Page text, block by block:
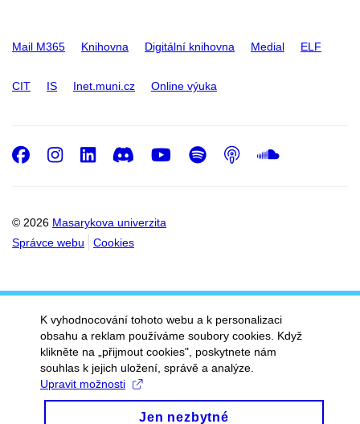
Mail M365 Knihovna Digitální knihovna Medial ELF
CIT IS Inet.muni.cz Online výuka
© 2026 Masarykova univerzita
Správce webu
Cookies
Facebook
Instagram
LinkedIn
DiscordYoutube
Spotify
Podcast
K vyhodnocování tohoto webu a k personalizaci
obsahu a reklam používáme soubory cookies. Když
klikněte na „přijmout cookies", poskytnete nám
souhlas k jejich uložení, správě a analýze.
Upravit možnosti
Jen nezbytné